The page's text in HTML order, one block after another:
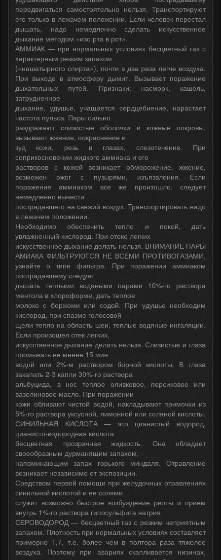
передвигаться самостоятельно нельзя. Транспортируют
его только в лежачем положении. Если человек перестал
дышать, надо немедленно сделать искусственное
дыхание методом «изо рта в рот».
АММИАК — при нормальных условиях бесцветный газ с
характерным резким запахом
(«нашатырного спирта»), почти в два раза легче воздуха.
При выходе в атмосферу дымит. Вызывает поражение
дыхательных путей. Признаки: насморк, кашель,
затрудненное
дыхание, удушье, учащается сердцебиение, нарастает
частота пульса. Пары сильно
раздражают слизистые оболочки и кожные покровы,
вызывают жжение, покраснение и
зуд кожи, резь в глазах, слезотечение. При
соприкосновении жидкого аммиака и его
растворов с кожей возникает обморожение, жжение,
возможен ожог с пузырями, изъязвления. Если
поражение аммиаком все же произошло, следует
немедленно вынести
пострадавшего на свежий воздух. Транспортировать надо
в лежачем положении.
Необходимо обеспечить тепло и покой, дать
увлажненный кислород. При отеке легких
искусственное дыхание делать нельзя. ВНИМАНИЕ ПАРЫ
АМИАКА ФИЛЬТРУЮТСЯ НЕ ВСЕМИ ПРОТИВОГАЗАМИ,
узнайте о типе фильтра. При поражении аммиаком
пострадавшему следует
дышать теплыми водяными парами 10%-го раствора
ментола в хлороформе, дать теплое
молоко с боржоми или содой. При удушье необходим
кислород, при спазме голосовой
щели тепло на область шеи, теплые водяные ингаляции.
Если произошел отек легких,
искусственное дыхание делать нельзя. Слизистые и глаза
промывать не менее 15 мин
водой или 2%-м раствором борной кислоты. В глаза
закапать 2-3 капли 30%-го раствора
альбуцида, в нос теплое оливковое, персиковое или
вазелиновое масло. При поражении
кожи обливают чистой водой, накладывают примочки из
5%-го раствора уксусной, лимонной или соляной кислоты.
СИНИЛЬНАЯ КИСЛОТА — это цианистый водород,
цианисто-водородная кислота
бесцветная прозрачная жидкость. Она обладает
своеобразным дурманящим запахом,
напоминающим запах горького миндаля. Отравление
возникает независимо от экспозиции.
Средством первой помощи при желудочных отравлениях
синильной кислотой и ее солями
служит возможно быстрое возбуждение рвоты и прием
внутрь 1%-го раствора гипосульфита натрия
СЕРОВОДОРОД — бесцветный газ с резким неприятным
запахом. Плотность при нормальных условиях составляет
примерно 1,7, т.е. более чем в полтора раза тяжелее
воздуха. Поэтому при авариях скапливается низинах,